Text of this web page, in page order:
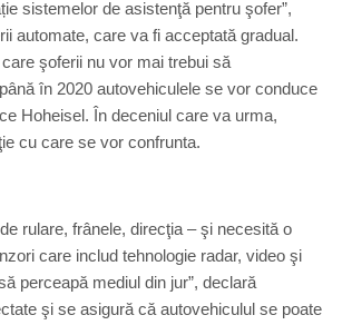
sistemelor de asistenţă pentru şofer”,
automate, care va fi acceptată gradual.
şoferii nu vor mai trebui să
în 2020 autovehiculele se vor conduce
Hoheisel. În deceniul care va urma,
cu care se vor confrunta.
rulare, frânele, direcţia – şi necesită o
care includ tehnologie radar, video şi
perceapă mediul din jur”, declară
şi se asigură că autovehiculul se poate